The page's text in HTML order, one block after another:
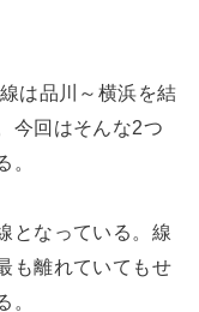
は品川～横浜を結
今回はそんな2つ
。
となっている。線
も離れていてもせ
。